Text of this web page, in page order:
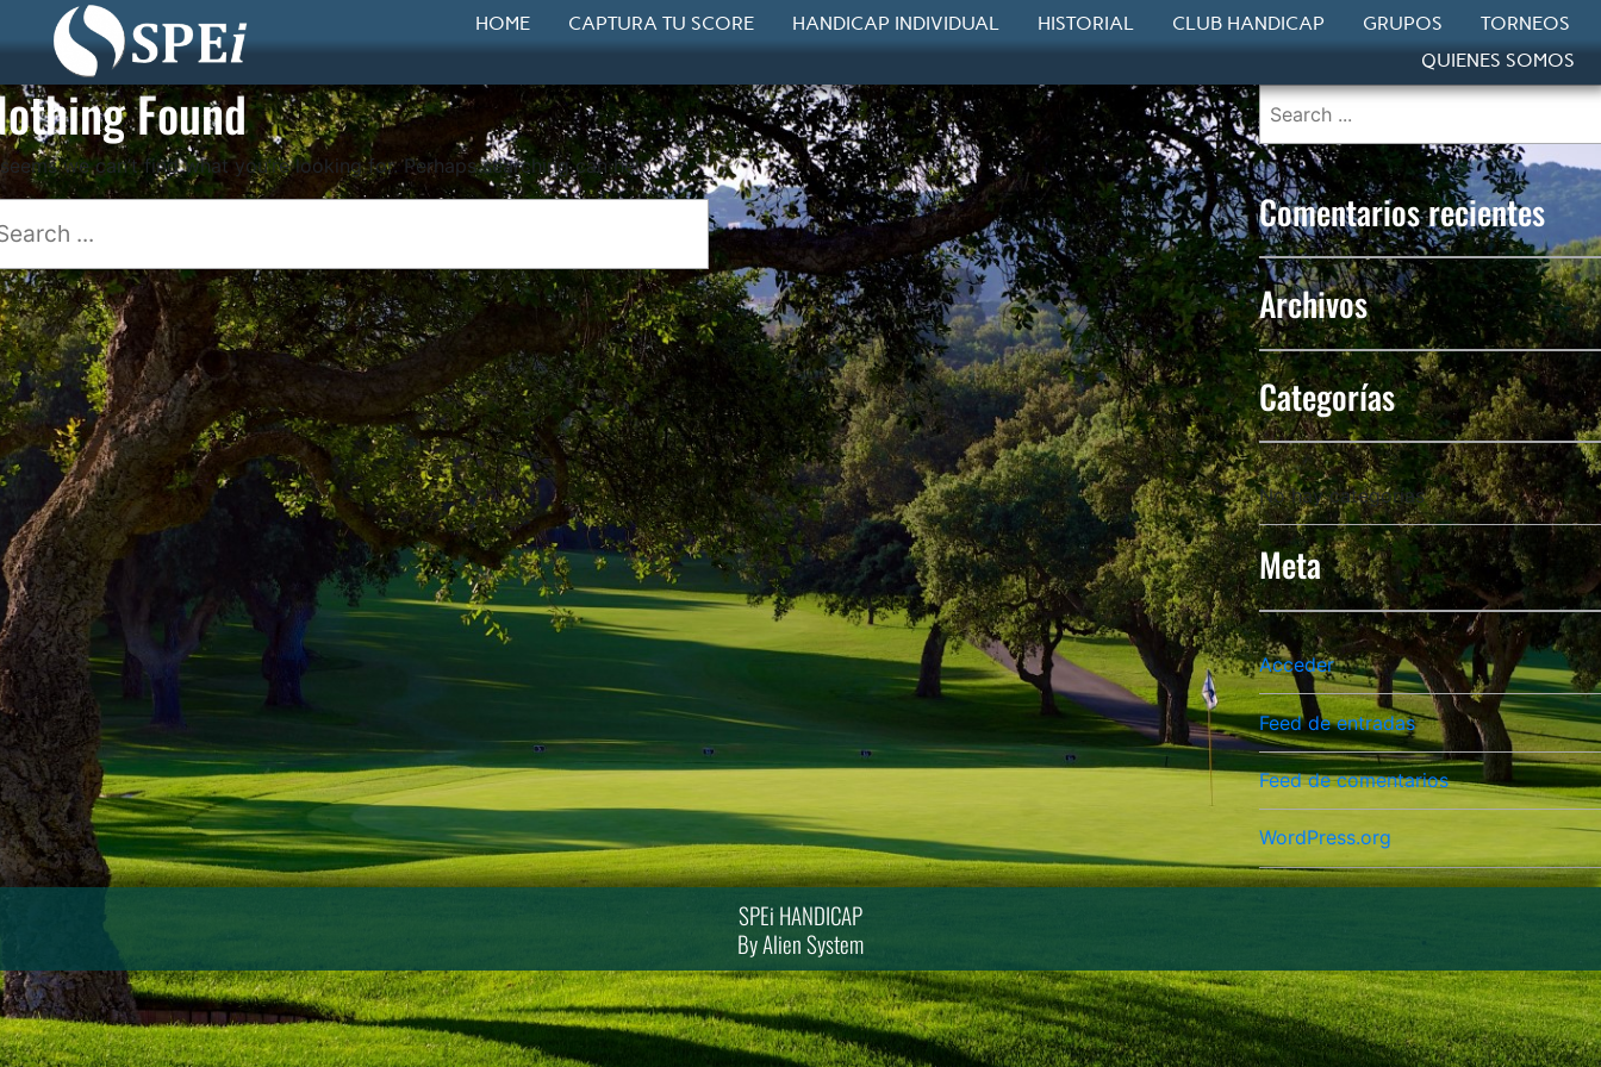
HOME CAPTURA TU SCORE HANDICAP INDIVIDUAL HISTORIAL CLUB HANDICAP GRUPOS
TORNEOS
QUIENES SOMOS
Found
we can’t find what you’re looking for. Perhaps searching can help.
Comentarios recientes
Archivos
Categorías
No hay categorías
Meta
Acceder
Feed de entradas
Feed de comentarios
WordPress.org
SPEi HANDICAP
By Alien System